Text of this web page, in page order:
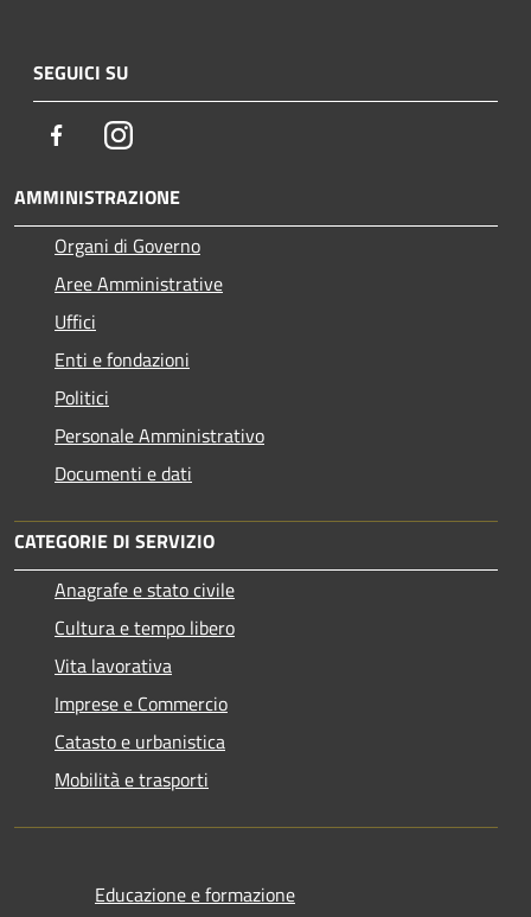
SEGUICI SU
FacebookInstagram
AMMINISTRAZIONE
Organi di Governo
Aree Amministrative
Uffici
Enti e fondazioni
Politici
Personale Amministrativo
Documenti e dati
CATEGORIE DI SERVIZIO
Anagrafe e stato civile
Cultura e tempo libero
Vita lavorativa
Imprese e Commercio
Catasto e urbanistica
Mobilità e trasporti
Educazione e formazione